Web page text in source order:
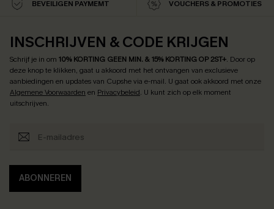
BEVEILIGEN PAYMEMT VOUCHERS & PROMOTIES
INSCHRIJVEN & CODE KRIJGEN
Schrijf je in om 10% KORTING GEEN MIN. & 15% KORTING OP 2ST+. Door op
deze knop te klikken, gaat u akkoord met het ontvangen van exclusieve
aanbiedingen en updates van Cupshe via e-mail. U gaat ook akkoord met onze
Algemene Voorwaarden en Privacybeleid. U kunt zich op elk moment
uitschrijven.
ABONNEREN